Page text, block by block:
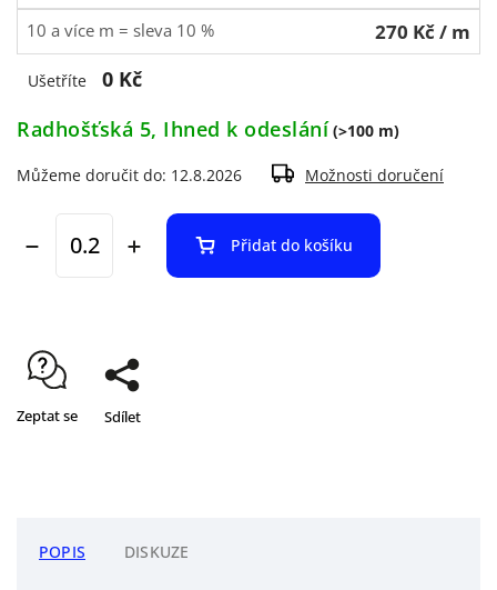
10 a více m = sleva 10 % 270 Kč/ m
Ušetříte
0 Kč
Radhošťská 5, Ihned k odeslání (>100 m)
Můžeme doručit do: 12.8.2026 Možnosti doručení
Přidat do košíku
Zeptat se Sdílet
POPIS DISKUZE